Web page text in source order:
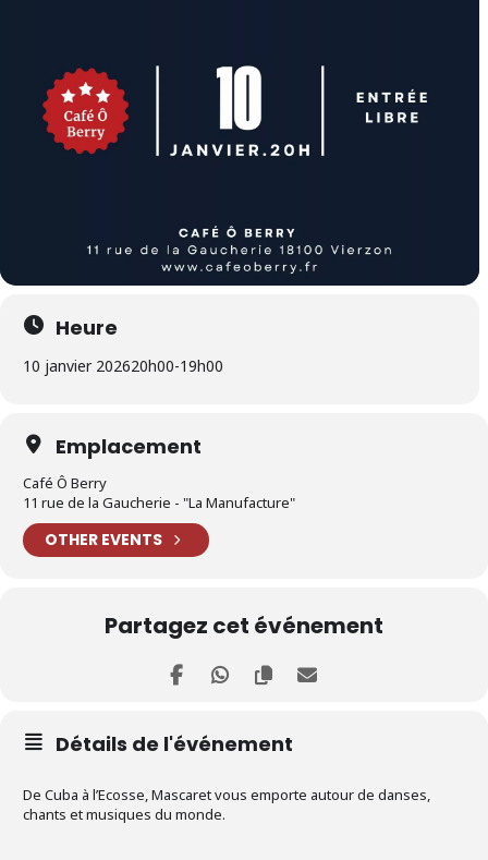
Heure
10 janvier 202620h00-19h00
Emplacement
Café Ô Berry
11 rue de la Gaucherie - "La Manufacture"
OTHER EVENTS
Partagez cet événement
Détails de l'événement
De Cuba à l’Ecosse, Mascaret vous emporte autour de danses,
chants et musiques du monde.